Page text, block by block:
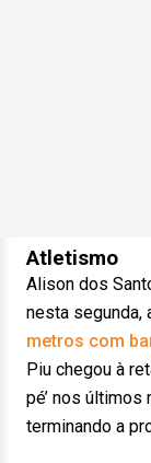
Atletismo
Alison dos
nesta segunda,
metros com
Piu chegou à
pé’ nos últimos
terminando a